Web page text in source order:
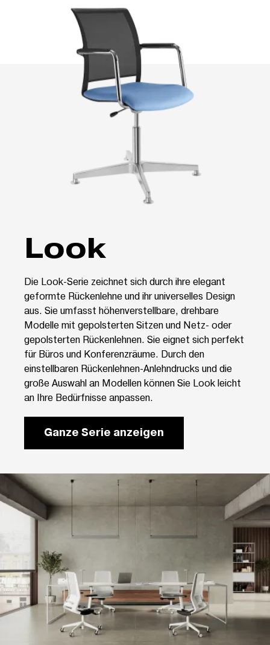
Look
Die Look-Serie zeichnet sich durch ihre elegant
geformte Rückenlehne und ihr universelles Design
aus. Sie umfasst höhenverstellbare, drehbare
Modelle mit gepolsterten Sitzen und Netz- oder
gepolsterten Rückenlehnen. Sie eignet sich perfekt
für Büros und Konferenzräume. Durch den
einstellbaren Rückenlehnen-Anlehndrucks und die
große Auswahl an Modellen können Sie Look leicht
an Ihre Bedürfnisse anpassen.
Ganze Serie anzeigen